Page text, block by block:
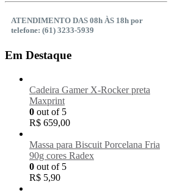
ATENDIMENTO DAS 08h ÀS 18h por
telefone: (61) 3233-5939
Em Destaque
Cadeira Gamer X-Rocker preta
Maxprint
0 out of 5
R$ 659,00
Massa para Biscuit Porcelana Fria
90g cores Radex
0 out of 5
R$ 5,90